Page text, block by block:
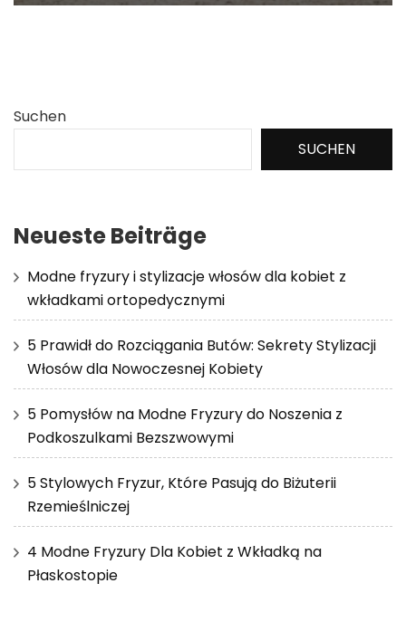
Suchen
SUCHEN
Neueste Beiträge
Modne fryzury i stylizacje włosów dla kobiet z
wkładkami ortopedycznymi
5 Prawidł do Rozciągania Butów: Sekrety Stylizacji
Włosów dla Nowoczesnej Kobiety
5 Pomysłów na Modne Fryzury do Noszenia z
Podkoszulkami Bezszwowymi
5 Stylowych Fryzur, Które Pasują do Biżuterii
Rzemieślniczej
4 Modne Fryzury Dla Kobiet z Wkładką na
Płaskostopie